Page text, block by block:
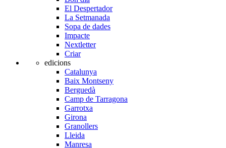
El Despertador
La Setmanada
Sopa de dades
Impacte
Nextletter
Criar
edicions
Catalunya
Baix Montseny
Berguedà
Camp de Tarragona
Garrotxa
Girona
Granollers
Lleida
Manresa